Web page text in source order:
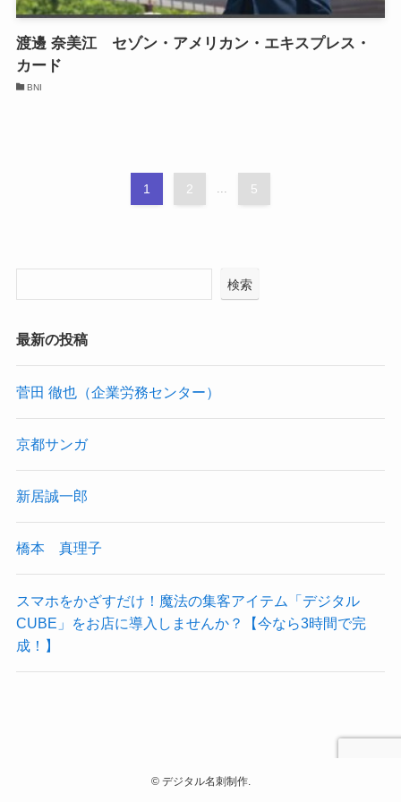
渡邊 奈美江 セゾン・アメリカン・エキスプレス・
カード
BNI
1 2 ... 5
検索
最新の投稿
菅田 徹也（企業労務センター）
京都サンガ
新居誠一郎
橋本 真理子
スマホをかざすだけ！魔法の集客アイテム「デジタル
CUBE」をお店に導入しませんか？【今なら3時間で完
成！】
©デジタル名刺制作.